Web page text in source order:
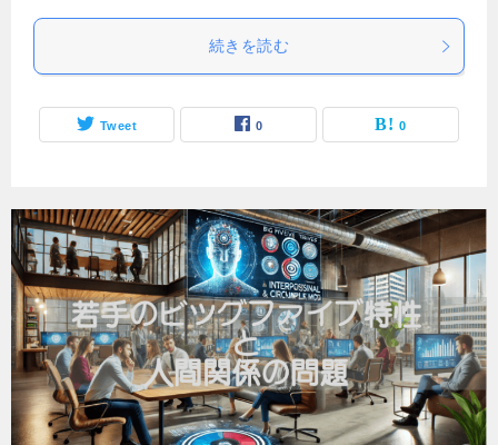
続きを読む
Tweet 0 0